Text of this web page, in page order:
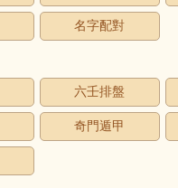
名字配對
六壬排盤
奇門遁甲